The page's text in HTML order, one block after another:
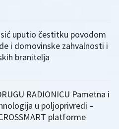
uputio čestitku povodom
i domovinske zahvalnosti i
branitelja
RADIONICU Pametna i
u poljoprivredi –
platforme